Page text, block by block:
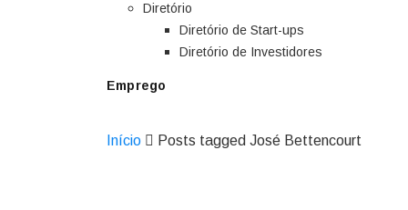
Diretório
Diretório de Start-ups
Diretório de Investidores
Emprego
Início Posts tagged José Bettencourt